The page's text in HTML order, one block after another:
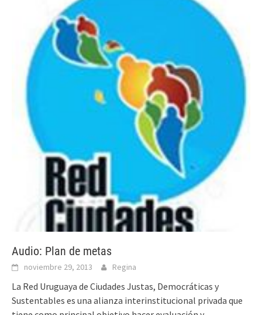
Audio: Plan de metas
noviembre 29, 2013 Regina
La Red Uruguaya de Ciudades Justas, Democráticas y
Sustentables es una alianza interinstitucional privada que